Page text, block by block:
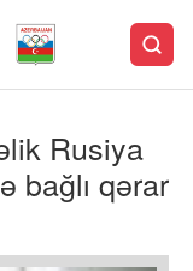
Rusiya
bağlı qərar